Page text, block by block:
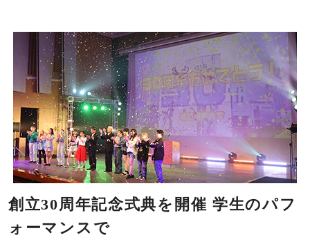
創立30周年記念式典を開催 学生のパフ
ォーマンスで